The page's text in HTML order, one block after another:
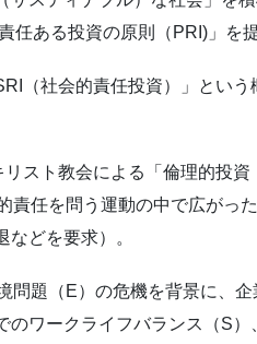
任ある投資の原則（PRI)」を
（社会的責任投資）」とい
スト教会による「倫理的投
責任を問う運動の中で広がっ
などを要求）。
問題（E）の危機を背景に、
のワークライフバランス（S